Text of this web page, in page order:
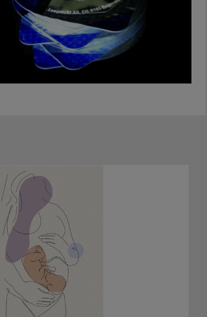
Konsum von LSD/Psilocybin bei
oder Herzproblemen!
ähnlich wie Opium, aber stärker.
ist höher und das
weitere Risiken wie
Abszesse.
Dosen können tödlich sein! Ist der
gewöhnt, treten 8 - 12